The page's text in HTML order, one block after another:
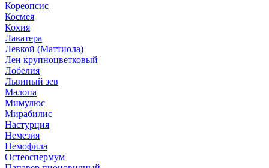
Кореопсис
Космея
Кохия
Лаватера
Левкой (Маттиола)
Лен крупноцветковый
Лобелия
Львиный зев
Малопа
Мимулюс
Мирабилис
Настурция
Немезия
Немофила
Остеоспермум